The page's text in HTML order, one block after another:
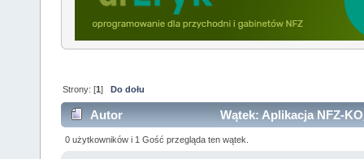
Strony: [1] Do dołu
Autor Wątek: Aplikacja NFZ-
0 użytkowników i 1 Gość przegląda ten wątek.